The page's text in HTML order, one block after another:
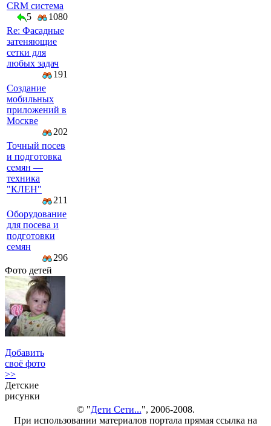
CRM система
5
1080
Re: Фасадные
затеняющие
сетки для
любых задач
191
Создание
мобильных
приложений в
Москве
202
Точный посев
и подготовка
семян —
техника
"КЛЕН"
211
Оборудование
для посева и
подготовки
семян
296
Фото детей
Добавить
своё фото
>>
Детские
рисунки
© "Дети Сети...", 2006-2008.
При использовании материалов портала прямая ссылка на